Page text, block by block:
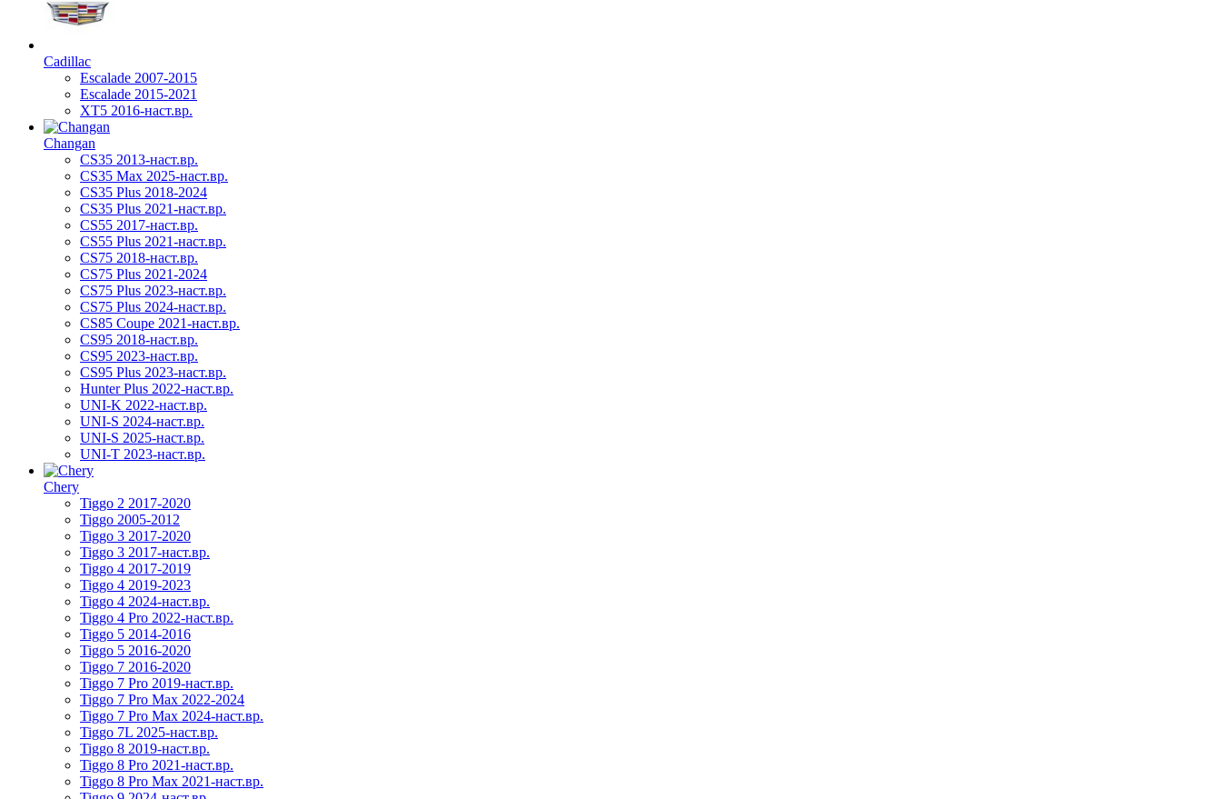
Cadillac
Escalade 2007-2015
Escalade 2015-2021
XT5 2016-наст.вр.
Changan
CS35 2013-наст.вр.
CS35 Max 2025-наст.вр.
CS35 Plus 2018-2024
CS35 Plus 2021-наст.вр.
CS55 2017-наст.вр.
CS55 Plus 2021-наст.вр.
CS75 2018-наст.вр.
CS75 Plus 2021-2024
CS75 Plus 2023-наст.вр.
CS75 Plus 2024-наст.вр.
CS85 Coupe 2021-наст.вр.
CS95 2018-наст.вр.
CS95 2023-наст.вр.
CS95 Plus 2023-наст.вр.
Hunter Plus 2022-наст.вр.
UNI-K 2022-наст.вр.
UNI-S 2024-наст.вр.
UNI-S 2025-наст.вр.
UNI-T 2023-наст.вр.
Chery
Tiggo 2 2017-2020
Tiggo 2005-2012
Tiggo 3 2017-2020
Tiggo 3 2017-наст.вр.
Tiggo 4 2017-2019
Tiggo 4 2019-2023
Tiggo 4 2024-наст.вр.
Tiggo 4 Pro 2022-наст.вр.
Tiggo 5 2014-2016
Tiggo 5 2016-2020
Tiggo 7 2016-2020
Tiggo 7 Pro 2019-наст.вр.
Tiggo 7 Pro Max 2022-2024
Tiggo 7 Pro Max 2024-наст.вр.
Tiggo 7L 2025-наст.вр.
Tiggo 8 2019-наст.вр.
Tiggo 8 Pro 2021-наст.вр.
Tiggo 8 Pro Max 2021-наст.вр.